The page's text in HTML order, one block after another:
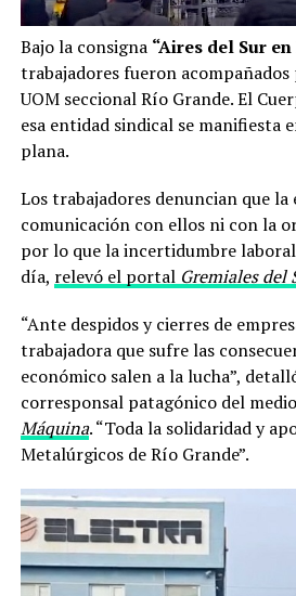
Bajo la consigna “Aires del Sur
trabajadores fueron
UOM seccional Río Grande. El
esa entidad sindical se manifiesta
plana.
Los trabajadores denuncian que
comunicación con ellos ni con la
por lo que la incertidumbre
día, relevó el portal Gremiales del
“Ante despidos y cierres de
trabajadora que sufre las
económico salen a la lucha”,
corresponsal patagónico del
Máquina. “Toda la solidaridad y
Metalúrgicos de Río Grande”.